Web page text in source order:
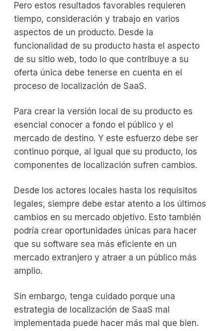
Pero estos resultados favorables requieren
tiempo, consideración y trabajo en varios
aspectos de un producto. Desde la
funcionalidad de su producto hasta el aspecto
de su sitio web, todo lo que contribuye a su
oferta única debe tenerse en cuenta en el
proceso de localización de SaaS.
Para crear la versión local de su producto es
esencial conocer a fondo el público y el
mercado de destino. Y este esfuerzo debe ser
continuo porque, al igual que su producto, los
componentes de localización sufren cambios.
Desde los actores locales hasta los requisitos
legales, siempre debe estar atento a los últimos
cambios en su mercado objetivo. Esto también
podría crear oportunidades únicas para hacer
que su software sea más eficiente en un
mercado extranjero y atraer a un público más
amplio.
Sin embargo, tenga cuidado porque una
estrategia de localización de SaaS mal
implementada puede hacer más mal que bien.